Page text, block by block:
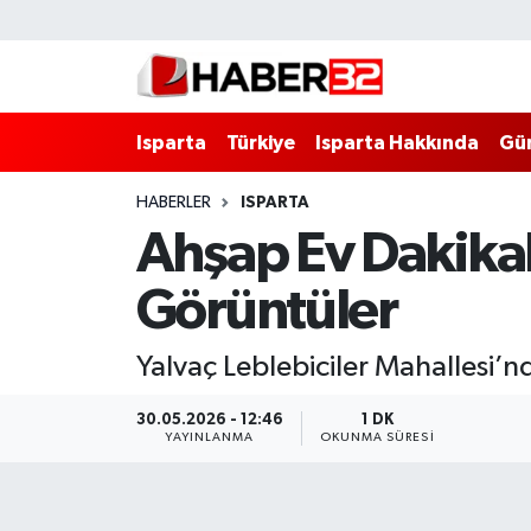
Isparta Türkiye Isparta Hakkında
HABERLER ISPARTA
Ahşap Ev
Görüntüler
Yalvaç Leblebiciler
30.05.2026 - 12:46
YAYINLANMA
1 DK
OKUNMA SÜRESI
Isparta Hakkında
Esnaf Diyor ki;
BİLİM VE TEKNOLOJİ
Isparta Nöbetçi Eczaneler
Isparta Hava Durumu
Isparta Trafik Yoğunluk Haritası
Süper Lig Puan Durumu ve Fikstür
Tüm Manşetler